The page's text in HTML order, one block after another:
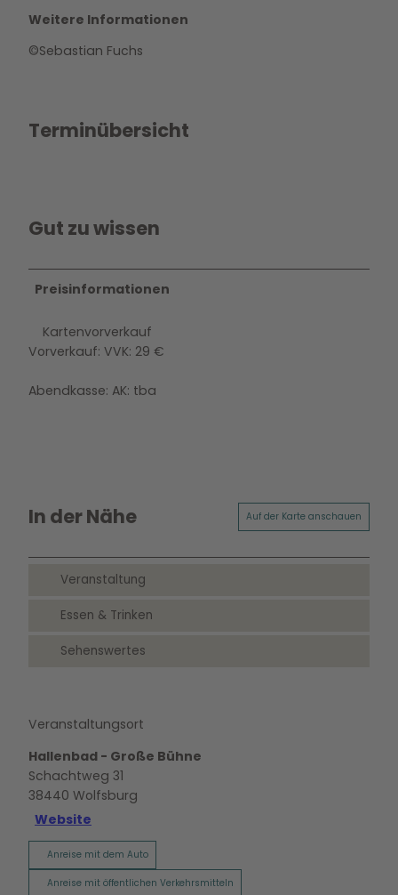
Weitere Informationen
©️Sebastian Fuchs
Terminübersicht
Gut zu wissen
Preisinformationen
Kartenvorverkauf
Vorverkauf: VVK: 29 €
Abendkasse: AK: tba
In der Nähe Auf der Karte anschauen
Veranstaltung
Essen & Trinken
Sehenswertes
Veranstaltungsort
Hallenbad - Große Bühne
Schachtweg 31
38440 Wolfsburg
Website
Anreise mit dem Auto
Anreise mit öffentlichen Verkehrsmitteln